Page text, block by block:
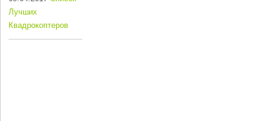
Лучших
Квадрокоптеров